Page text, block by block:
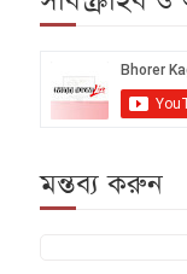
মন্তব্য করুন